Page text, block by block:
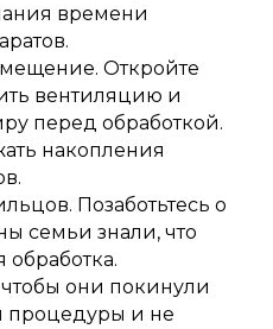
времени
Откройте
вентиляцию и
перед обработкой.
накопления
Позаботьтесь о
семьи знали, что
обработка.
они покинули
процедуры и не